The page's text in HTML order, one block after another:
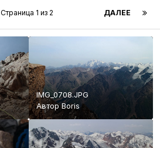
ДАЛЕЕ
Страница 1 из 2
IMG_0708.JPG
АвторBoris